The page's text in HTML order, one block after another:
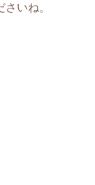
いね。